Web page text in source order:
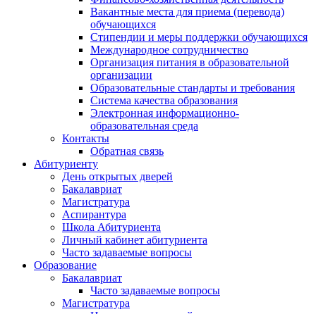
Вакантные места для приема (перевода)
обучающихся
Стипендии и меры поддержки обучающихся
Международное сотрудничество
Организация питания в образовательной
организации
Образовательные стандарты и требования
Система качества образования
Электронная информационно-
образовательная среда
Контакты
Обратная связь
Абитуриенту
День открытых дверей
Бакалавриат
Магистратура
Аспирантура
Школа Абитуриента
Личный кабинет абитуриента
Часто задаваемые вопросы
Образование
Бакалавриат
Часто задаваемые вопросы
Магистратура